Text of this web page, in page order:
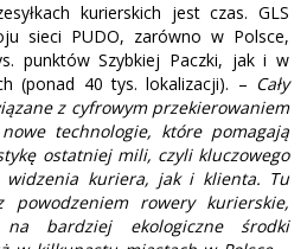
kurierskich jest czas. GLS
sieci PUDO, zarówno w Polsce,
punktów Szybkiej Paczki, jak i w
(ponad 40 tys. lokalizacji). – Cały
z cyfrowym przekierowaniem
technologie, które pomagają
ostatniej mili, czyli kluczowego
kuriera, jak i klienta. Tu
powodzeniem rowery kurierskie,
bardziej ekologiczne środki